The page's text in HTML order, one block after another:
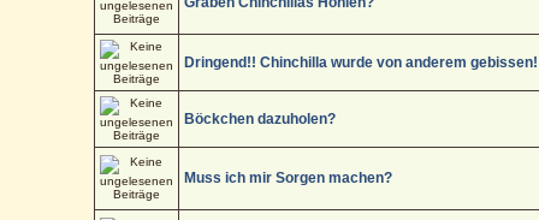
Dringend!! Chinchilla wurde von anderem gebissen!
Böckchen dazuholen?
Muss ich mir Sorgen machen?